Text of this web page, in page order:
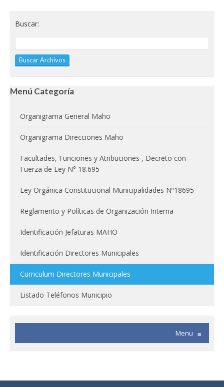
Buscar:
Menú Categoría
Organigrama General Maho
Organigrama Direcciones Maho
Facultades, Funciones y Atribuciones , Decreto con
Fuerza de Ley N° 18.695
Ley Orgánica Constitucional Municipalidades Nº18695
Reglamento y Políticas de Organización Interna
Identificación Jefaturas MAHO
Identificación Directores Municipales
Curriculum Directores Municipales
Listado Teléfonos Municipio
Menu ≡